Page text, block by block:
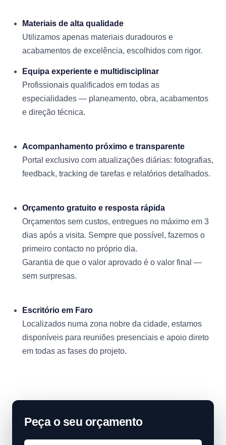
Materiais de alta qualidade
Utilizamos apenas materiais duradouros e
acabamentos de excelência, escolhidos com rigor.
Equipa experiente e multidisciplinar
Profissionais qualificados em todas as
especialidades — planeamento, obra, acabamentos
e direção técnica.
Acompanhamento próximo e transparente
Portal exclusivo com atualizações diárias: fotografias,
feedback, tracking de tarefas e relatórios detalhados.
Orçamento gratuito e resposta rápida
Orçamentos sem custos, entregues no máximo em 3
dias após a visita. Sempre que possível, fazemos o
primeiro contacto no próprio dia.
Garantia de que o valor aprovado é o valor final —
sem surpresas.
Escritório em Faro
Localizados numa zona nobre da cidade, estamos
disponíveis para reuniões presenciais e apoio direto
em todas as fases do projeto.
Peça o seu orçamento